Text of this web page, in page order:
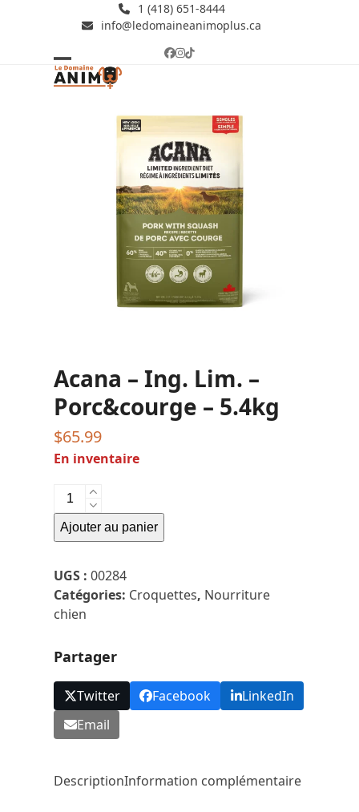
1 (418) 651-8444
info@ledomaineanimoplus.ca
Facebook
Instagram
Tiktok
Open
Close
Acana – Ing. Lim. –
Porc&courge – 5.4kg
$65.99
En inventaire
quantité
de
Acana
Ing.
Lim.
-
5.4kg
Ajouter au panier
UGS :00284
Catégories: Croquettes, Nourriture
chien
Partager
Twitter Facebook
LinkedIn
Email
DescriptionInformation complémentaire